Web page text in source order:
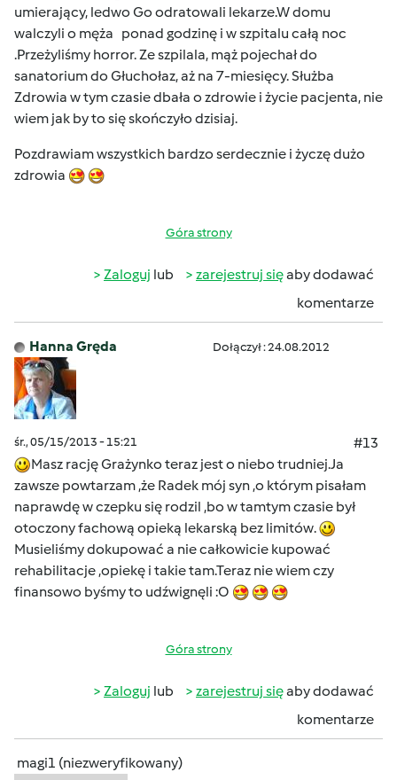
umierający, ledwo Go odratowali lekarze.W domu
walczyli o męża ponad godzinę i w szpitalu całą noc
.Przeżyliśmy horror. Ze szpilala, mąż pojechał do
sanatorium do Głuchołaz, aż na 7-miesięcy. Służba
Zdrowia w tym czasie dbała o zdrowie i życie pacjenta, nie
wiem jak by to się skończyło dzisiaj.
Pozdrawiam wszystkich bardzo serdecznie i życzę dużo
zdrowia
Góra strony
Zaloguj lub zarejestruj sięaby dodawać
komentarze
Hanna Gręda Dołączył : 24.08.2012
śr., 05/15/2013 - 15:21
#13
Masz rację Grażynko teraz jest o niebo trudniej.Ja
zawsze powtarzam ,że Radek mój syn ,o którym pisałam
naprawdę w czepku się rodzil ,bo w tamtym czasie był
otoczony fachową opieką lekarską bez limitów.
Musieliśmy dokupować a nie całkowicie kupować
rehabilitacje ,opiekę i takie tam.Teraz nie wiem czy
finansowo byśmy to udźwignęli :O
Góra strony
Zaloguj lub zarejestruj sięaby dodawać
komentarze
magi1 (niezweryfikowany)